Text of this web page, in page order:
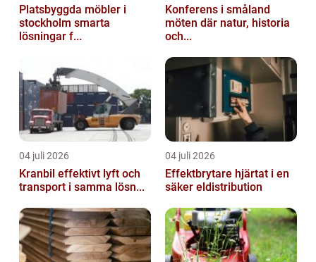
Platsbyggda möbler i
stockholm smarta
lösningar f...
Konferens i småland
möten där natur, historia
och...
04 juli 2026
Kranbil effektivt lyft och
transport i samma lösn...
04 juli 2026
Effektbrytare hjärtat i en
säker eldistribution